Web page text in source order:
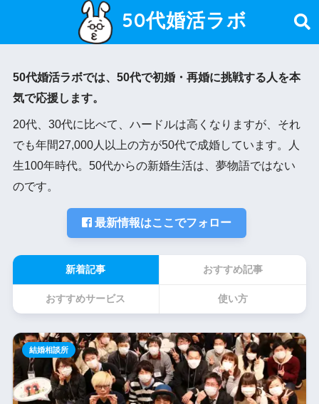
50代婚活ラボ
50代婚活ラボでは、50代で初婚・再婚に挑戦する人を本
気で応援します。
20代、30代に比べて、ハードルは高くなりますが、それ
でも年間27,000人以上の方が50代で成婚しています。人
生100年時代。50代からの新婚生活は、夢物語ではない
のです。
最新情報はここでフォロー
新着記事 おすすめ記事
おすすめサービス 使い方
結婚相談所